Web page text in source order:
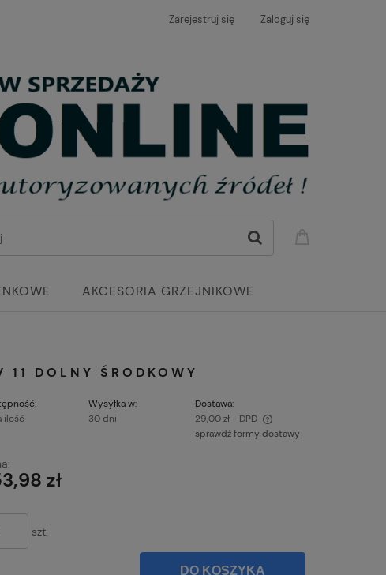
Zarejestruj się Zaloguj się
AKCESORIA GRZEJNIKOWE
DOLNY ŚRODKOWY
ilość
Wysyłka w:
30 dni
Dostawa:
29,00 zł - DPD
sprawdź formy dostawy
zł
szt.
DO KOSZYKA